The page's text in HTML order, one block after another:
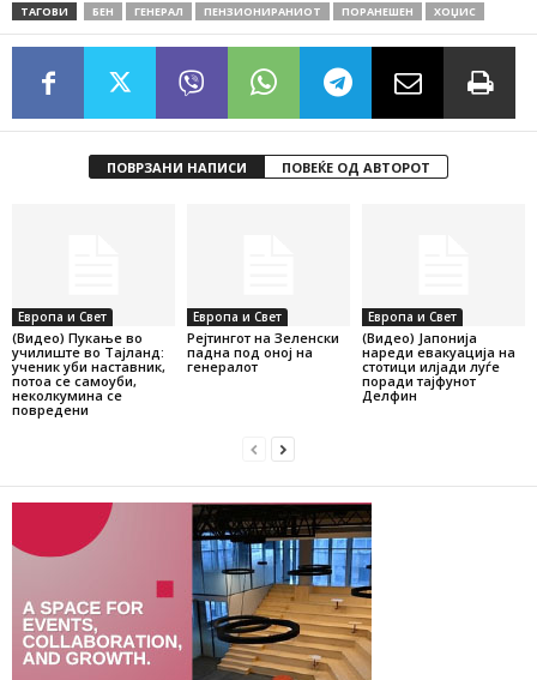
ТАГОВИ БЕН ГЕНЕРАЛ ПЕНЗИОНИРАНИОТ ПОРАНЕШЕН ХОЏИС
ПОВРЗАНИ НАПИСИ ПОВЕЌЕ ОД АВТОРОТ
Европа и Свет
(Видео) Пукање во
училиште во Тајланд:
ученик уби наставник,
потоа се самоуби,
неколкумина се
повредени
Европа и Свет
Рејтингот на Зеленски
падна под оној на
генералот
Европа и Свет
(Видео) Јапонија
нареди евакуација на
стотици илјади луѓе
поради тајфунот
Делфин